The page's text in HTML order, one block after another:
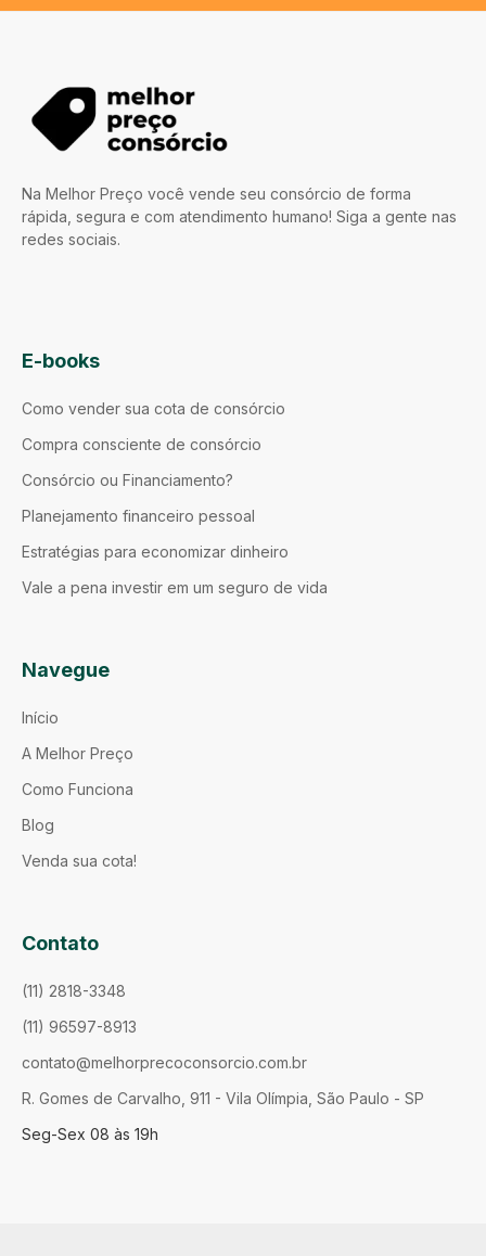
Na Melhor Preço você vende seu consórcio de forma
rápida, segura e com atendimento humano! Siga a gente nas
redes sociais.
E-books
Como vender sua cota de consórcio
Compra consciente de consórcio
Consórcio ou Financiamento?
Planejamento financeiro pessoal
Estratégias para economizar dinheiro
Vale a pena investir em um seguro de vida
Navegue
Início
A Melhor Preço
Como Funciona
Blog
Venda sua cota!
Contato
(11) 2818-3348
(11) 96597-8913
contato@melhorprecoconsorcio.com.br
R. Gomes de Carvalho, 911 - Vila Olímpia, São Paulo - SP
Seg-Sex 08 às 19h